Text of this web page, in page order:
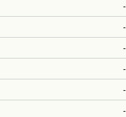
-
-
-
-
-
-